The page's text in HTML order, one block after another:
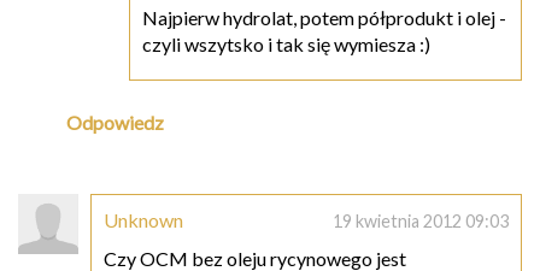
Najpierw hydrolat, potem półprodukt i olej -
czyli wszytsko i tak się wymiesza :)
Odpowiedz
Unknown 19 kwietnia 2012 09:03
Czy OCM bez oleju rycynowego jest